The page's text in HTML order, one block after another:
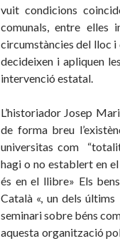
vuit condicions
comunals, entre elles
circumstàncies del lloc i
decideixen i apliquen
intervenció estatal.
L’historiador Josep
de forma breu
universitas com
hagi o no establert en
és en el llibre» Els
Català «, un dels
seminari sobre béns
aquesta organització